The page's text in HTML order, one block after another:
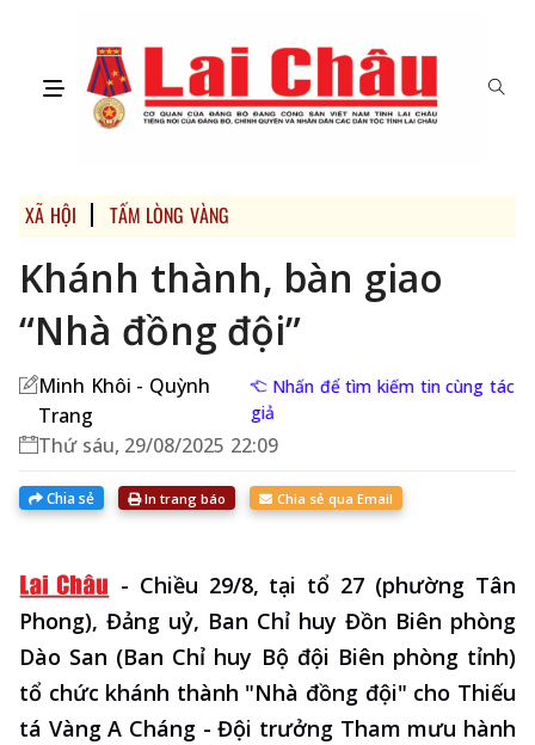
XÃ HỘI TẤM LÒNG VÀNG
Khánh thành, bàn giao
“Nhà đồng đội”
Minh Khôi - Quỳnh
Trang
Nhấn để tìm kiếm tin cùng tác
giả
Thứ sáu, 29/08/2025 22:09
Chia sẻ In trang báo Chia sẻ qua Email
- Chiều 29/8, tại tổ 27 (phường Tân
Phong), Đảng uỷ, Ban Chỉ huy Đồn Biên phòng
Dào San (Ban Chỉ huy Bộ đội Biên phòng tỉnh)
tổ chức khánh thành "Nhà đồng đội" cho Thiếu
tá Vàng A Cháng - Đội trưởng Tham mưu hành